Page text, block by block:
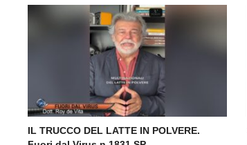
IL TRUCCO DEL LATTE IN POLVERE.